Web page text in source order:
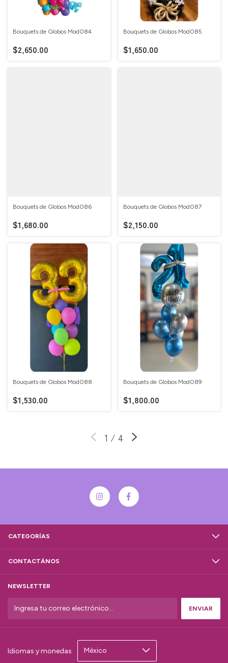
Bouquets de Globos Mod084
$2,650.00
Bouquets de Globos Mod085
$1,650.00
Bouquets de Globos Mod086
$1,680.00
Bouquets de Globos Mod087
$2,150.00
Bouquets de Globos Mod088
$1,530.00
Bouquets de Globos Mod089
$1,800.00
1 / 4
CATEGORÍAS
CONTACTÁNOS
NEWSLETTER
Idiomas y monedas